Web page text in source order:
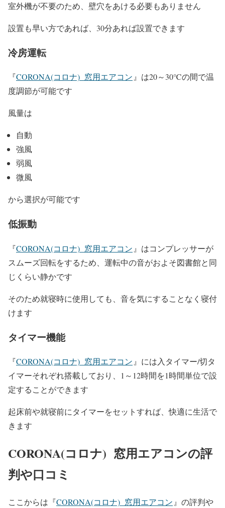
室外機が不要のため、壁穴をあける必要もありません
設置も早い方であれば、30分あれば設置できます
冷房運転
『CORONA(コロナ) 窓用エアコン』は20～30℃の間で温
度調節が可能です
風量は
自動
強風
弱風
微風
から選択が可能です
低振動
『CORONA(コロナ) 窓用エアコン 』はコンプレッサーが
スムーズ回転をするため、運転中の音がおよそ図書館と同
じくらい静かです
そのため就寝時に使用しても、音を気にすることなく寝付
けます
タイマー機能
『CORONA(コロナ) 窓用エアコン』には入タイマー/切タ
イマーそれぞれ搭載しており、1～12時間を1時間単位で設
定することができます
起床前や就寝前にタイマーをセットすれば、快適に生活で
きます
CORONA(コロナ) 窓用エアコンの評
判や口コミ
ここからは『CORONA(コロナ) 窓用エアコン 』の評判や